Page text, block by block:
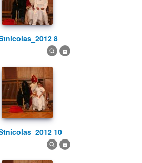
stnicolas_2012 8
stnicolas_2012 10